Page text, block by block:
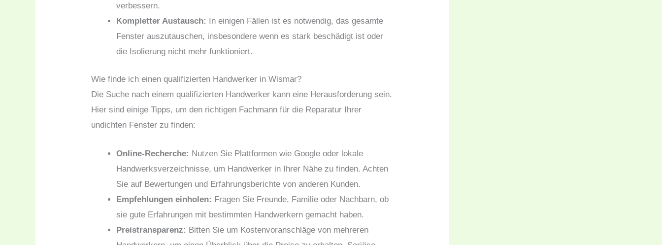
verbessern.
Kompletter Austausch: In einigen Fällen ist es notwendig, das gesamte
Fenster auszutauschen, insbesondere wenn es stark beschädigt ist oder
die Isolierung nicht mehr funktioniert.
Wie finde ich einen qualifizierten Handwerker in Wismar?
Die Suche nach einem qualifizierten Handwerker kann eine Herausforderung sein.
Hier sind einige Tipps, um den richtigen Fachmann für die Reparatur Ihrer
undichten Fenster zu finden:
Online-Recherche: Nutzen Sie Plattformen wie Google oder lokale
Handwerksverzeichnisse, um Handwerker in Ihrer Nähe zu finden. Achten
Sie auf Bewertungen und Erfahrungsberichte von anderen Kunden.
Empfehlungen einholen: Fragen Sie Freunde, Familie oder Nachbarn, ob
sie gute Erfahrungen mit bestimmten Handwerkern gemacht haben.
Preistransparenz: Bitten Sie um Kostenvoranschläge von mehreren